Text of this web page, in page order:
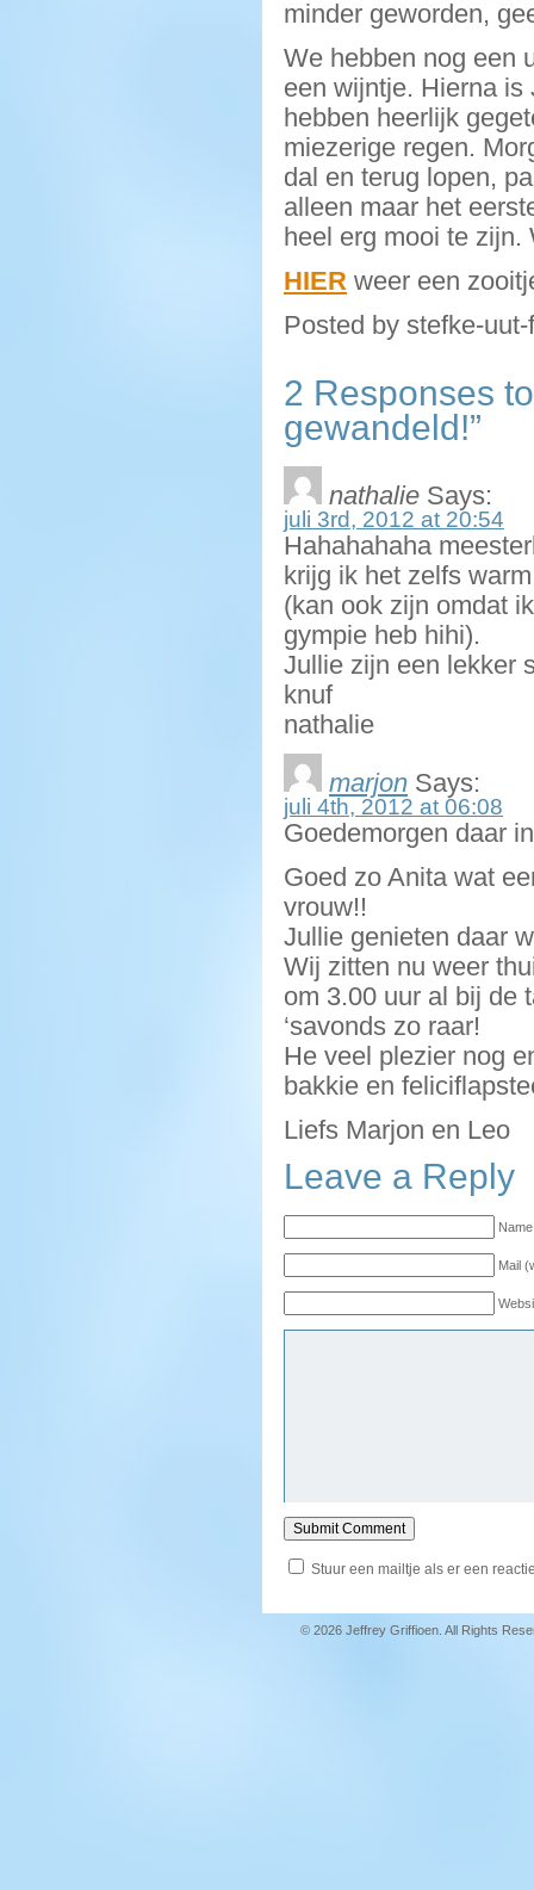
minder geworden,
We hebben nog een
een wijntje. Hierna
hebben heerlijk
miezerige regen.
dal en terug lopen,
alleen maar het
heel erg mooi te zijn.
HIER weer een
Posted by stefke-
2 Responses
gewandeld!”
nathalie Says:
juli 3rd, 2012 at 20:54
Hahahahaha
krijg ik het zelfs
(kan ook zijn omdat
gympie heb hihi).
Jullie zijn een lekker
knuf
nathalie
marjon Says:
juli 4th, 2012 at 06:08
Goedemorgen daar
Goed zo Anita wat
vrouw!!
Jullie genieten daar
Wij zitten nu weer
om 3.00 uur al bij de
‘savonds zo raar!
He veel plezier nog
bakkie en
Liefs Marjon en Leo
Leave a Reply
Mail
Stuur een mailtje als er een
© 2026 Jeffrey Griffioen. All Rights